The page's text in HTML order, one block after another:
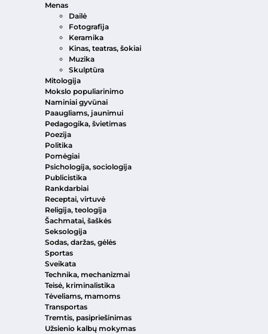
Menas
Dailė
Fotografija
Keramika
Kinas, teatras, šokiai
Muzika
Skulptūra
Mitologija
Mokslo populiarinimo
Naminiai gyvūnai
Paaugliams, jaunimui
Pedagogika, švietimas
Poezija
Politika
Pomėgiai
Psichologija, sociologija
Publicistika
Rankdarbiai
Receptai, virtuvė
Religija, teologija
Šachmatai, šaškės
Seksologija
Sodas, daržas, gėlės
Sportas
Sveikata
Technika, mechanizmai
Teisė, kriminalistika
Tėveliams, mamoms
Transportas
Tremtis, pasipriešinimas
Užsienio kalbų mokymas